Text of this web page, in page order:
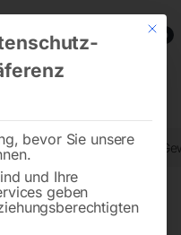
0
Elektrische
Mit
bevor Sie unsere
und Ihre
geben